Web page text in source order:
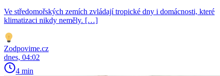
Ve středomořských zemích zvládají tropické dny i domácnosti, které
klimatizaci nikdy neměly. […]
Zodpovime.cz
dnes, 04:02
4 min